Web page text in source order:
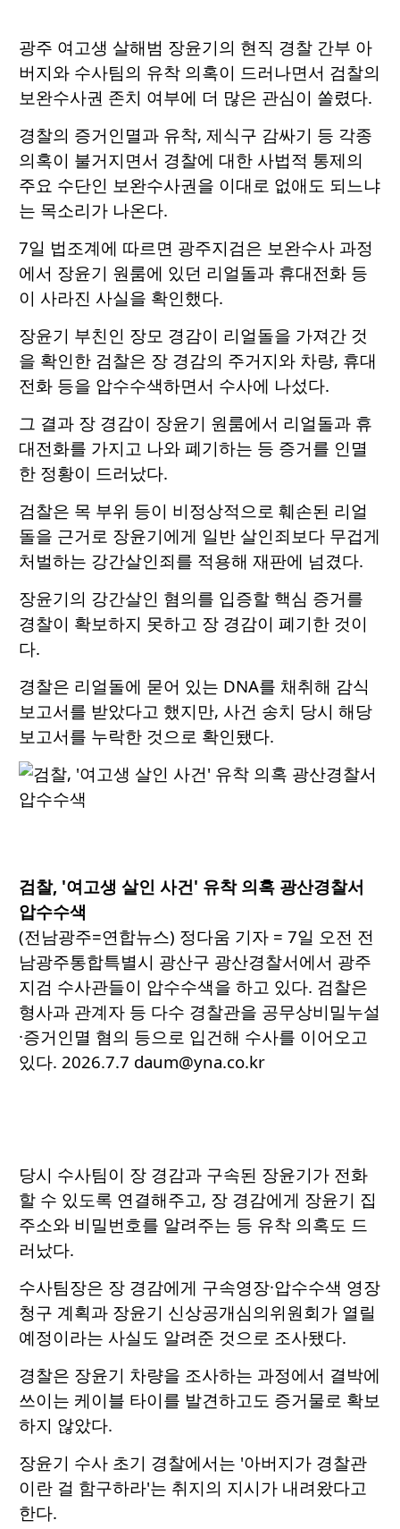
광주 여고생 살해범 장윤기의 현직 경찰 간부 아
버지와 수사팀의 유착 의혹이 드러나면서 검찰의
보완수사권 존치 여부에 더 많은 관심이 쏠렸다.
경찰의 증거인멸과 유착, 제식구 감싸기 등 각종
의혹이 불거지면서 경찰에 대한 사법적 통제의
주요 수단인 보완수사권을 이대로 없애도 되느냐
는 목소리가 나온다.
7일 법조계에 따르면 광주지검은 보완수사 과정
에서 장윤기 원룸에 있던 리얼돌과 휴대전화 등
이 사라진 사실을 확인했다.
장윤기 부친인 장모 경감이 리얼돌을 가져간 것
을 확인한 검찰은 장 경감의 주거지와 차량, 휴대
전화 등을 압수수색하면서 수사에 나섰다.
그 결과 장 경감이 장윤기 원룸에서 리얼돌과 휴
대전화를 가지고 나와 폐기하는 등 증거를 인멸
한 정황이 드러났다.
검찰은 목 부위 등이 비정상적으로 훼손된 리얼
돌을 근거로 장윤기에게 일반 살인죄보다 무겁게
처벌하는 강간살인죄를 적용해 재판에 넘겼다.
장윤기의 강간살인 혐의를 입증할 핵심 증거를
경찰이 확보하지 못하고 장 경감이 폐기한 것이
다.
경찰은 리얼돌에 묻어 있는 DNA를 채취해 감식
보고서를 받았다고 했지만, 사건 송치 당시 해당
보고서를 누락한 것으로 확인됐다.
검찰, '여고생 살인 사건' 유착 의혹 광산경찰서
압수수색
(전남광주=연합뉴스) 정다움 기자 = 7일 오전 전
남광주통합특별시 광산구 광산경찰서에서 광주
지검 수사관들이 압수수색을 하고 있다. 검찰은
형사과 관계자 등 다수 경찰관을 공무상비밀누설
·증거인멸 혐의 등으로 입건해 수사를 이어오고
있다. 2026.7.7 daum@yna.co.kr
당시 수사팀이 장 경감과 구속된 장윤기가 전화
할 수 있도록 연결해주고, 장 경감에게 장윤기 집
주소와 비밀번호를 알려주는 등 유착 의혹도 드
러났다.
수사팀장은 장 경감에게 구속영장·압수수색 영장
청구 계획과 장윤기 신상공개심의위원회가 열릴
예정이라는 사실도 알려준 것으로 조사됐다.
경찰은 장윤기 차량을 조사하는 과정에서 결박에
쓰이는 케이블 타이를 발견하고도 증거물로 확보
하지 않았다.
장윤기 수사 초기 경찰에서는 '아버지가 경찰관
이란 걸 함구하라'는 취지의 지시가 내려왔다고
한다.